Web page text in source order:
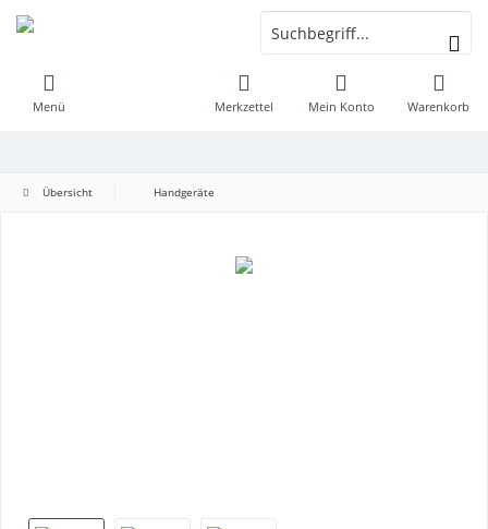
Menü Warenkorb
Merkzettel Mein Konto
Übersicht Handgeräte